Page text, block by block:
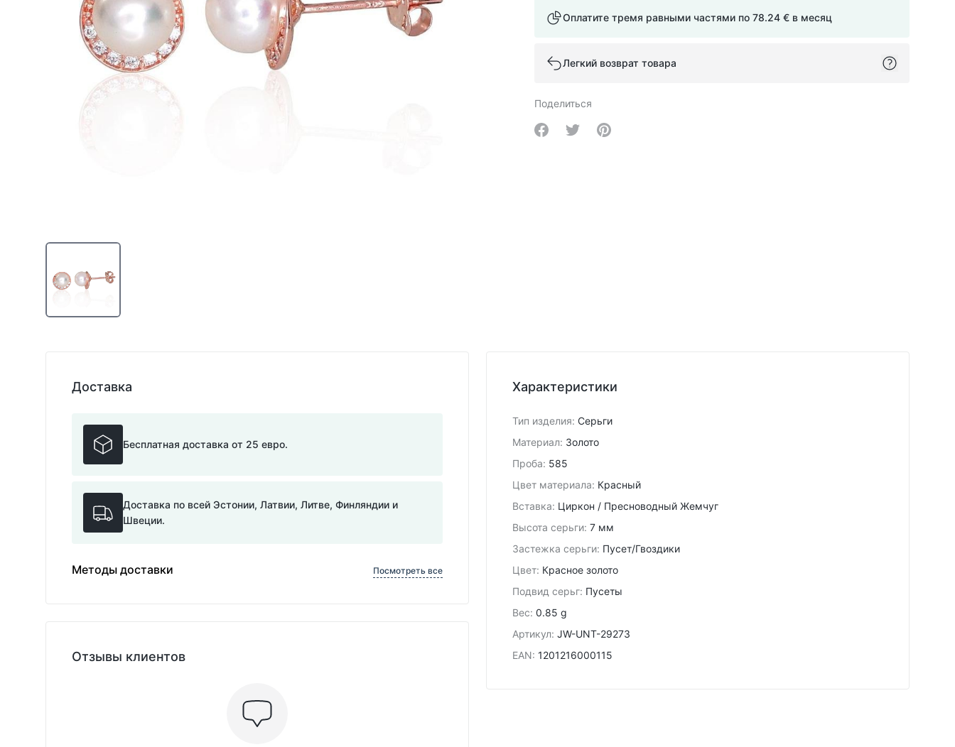
Оплатите тремя равными частями по 78.24 € в месяц
Легкий возврат товара
Поделиться
Share on Facebook
Share on Twitter
Share on Pinterest
Характеристики
Тип изделия: Серьги
Материал: Золото
Проба: 585
Цвет материала: Красный
Вставка: Циркон / Пресноводный Жемчуг
Высота серьги: 7 мм
Застежка серьги: Пусет/Гвоздики
Цвет: Красное золото
Подвид cерьг: Пусеты
Вес: 0.85 g
Артикул: JW-UNT-29273
EAN: 1201216000115
Доставка
Бесплатная доставка от 25 евро.
Доставка по всей Эстонии, Латвии, Литве, Финляндии и
Швеции.
Методы доставки Посмотреть все
Отзывы клиентов